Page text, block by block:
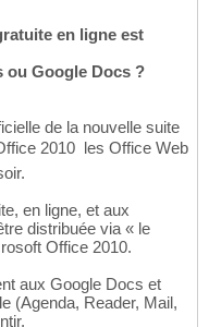
en ligne est
ou Google Docs ?
de la nouvelle suite
2010  les Office Web
en ligne, et aux
distribuée via « le
Office 2010.
aux Google Docs et
(Agenda, Reader, Mail,